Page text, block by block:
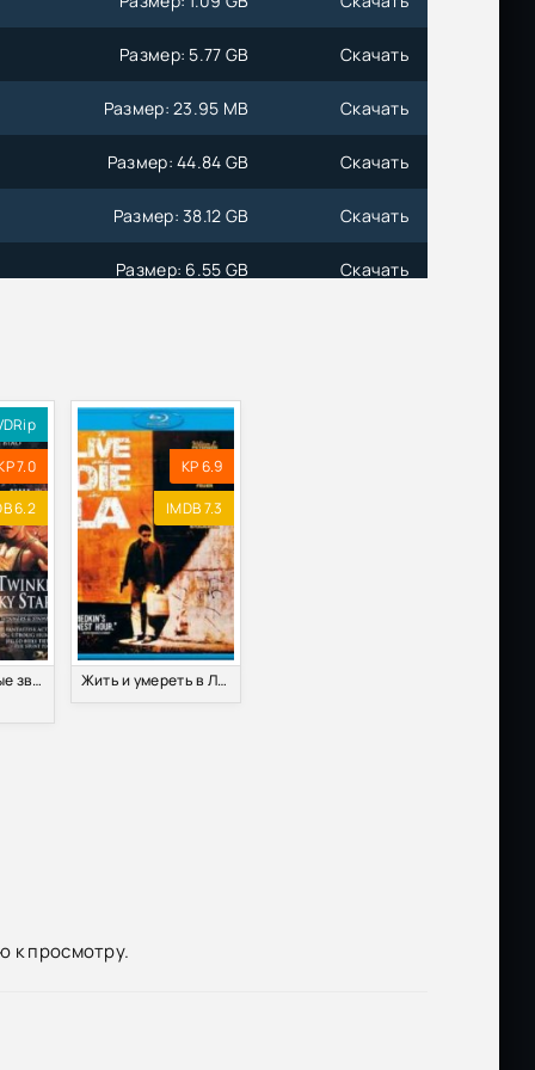
Размер: 5.77 GB Скачать
Размер: 23.95 MB Скачать
Размер: 44.84 GB Скачать
Размер: 38.12 GB Скачать
Размер: 6.55 GB Скачать
Размер: 14.95 GB
Размер: 4.85 GB
Размер: 7.73 GB
Размер: 1.00 GB
Размер: 569.77 MB
7.0
6.2
Мои счастливые звезды 2 (1985)
KP 6.9
IMDB 7.3
Жить и умереть в Лос-Анджелесе (1985)
к просмотру.